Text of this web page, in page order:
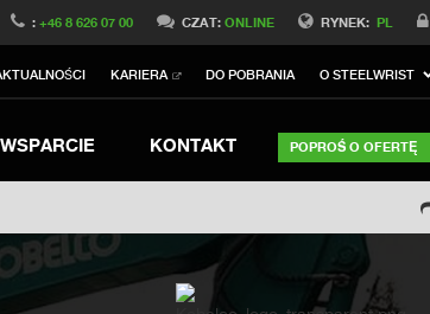
RYNEK: PL
:+46 8 626 07 00 CZAT:ONLINE
KARIERA DO POBRANIA O STEELWRIST
WSPARCIE KONTAKT POPROŚ O OFERTĘ
Switch to Belgique
Norway Switch to North America
Switch to Germany